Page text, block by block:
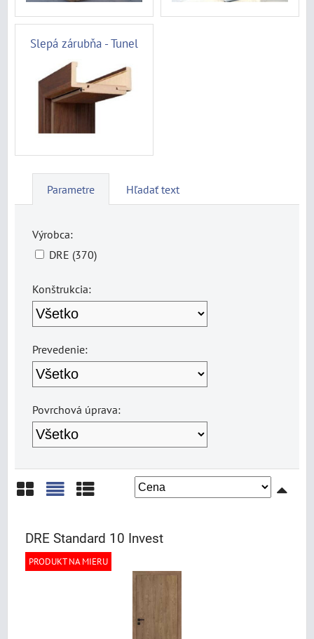
Slepá zárubňa - Tunel
Parametre Hľadať text
Výrobca:
DRE (370)
Konštrukcia:
Prevedenie:
Povrchová úprava:
DRE Standard 10 Invest
PRODUKT NA MIERU